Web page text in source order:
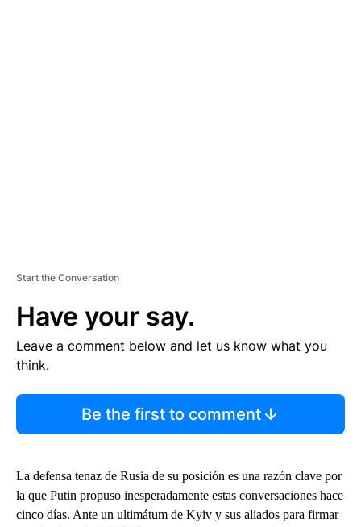
Start the Conversation
Have your say.
Leave a comment below and let us know what you
think.
Be the first to comment
La defensa tenaz de Rusia de su posición es una razón clave por
la que Putin propuso inesperadamente estas conversaciones hace
cinco días. Ante un ultimátum de Kyiv y sus aliados para firmar